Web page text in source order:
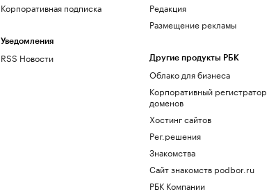
Корпоративная подписка
Уведомления
RSS Новости
Редакция
Размещение рекламы
Другие продукты РБК
Облако для бизнеса
Корпоративный регистратор
доменов
Хостинг сайтов
Рег.решения
Знакомства
Сайт знакомств podbor.ru
РБК Компании